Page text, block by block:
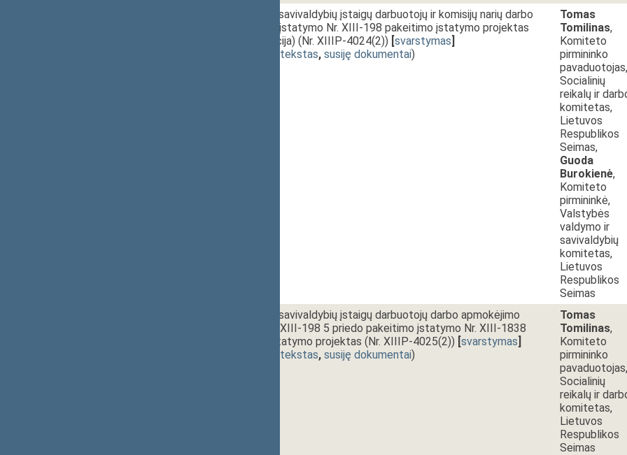
Valstybės ir savivaldybių įstaigų darbuotojų ir komisijų narių darbo
apmokėjimo įstatymo Nr. XIII-198 pakeitimo įstatymo projektas
(nauja redakcija) (Nr. XIIIP-4024(2)) [svarstymas]
dokumento tekstas, susiję dokumentai)
Tomas
Tomilinas,
Komiteto
pirmininko
pavaduotojas,
Socialinių
reikalų ir
komitetas,
Lietuvos
Respublikos
Seimas,
Guoda
Burokienė,
Komiteto
pirmininkė,
Valstybės
valdymo ir
savivaldybių
komitetas,
Lietuvos
Respublikos
Seimas
Valstybės ir savivaldybių įstaigų darbuotojų darbo apmokėjimo
įstatymo Nr. XIII-198 5 priedo pakeitimo įstatymo Nr. XIII-1838
pakeitimo įstatymo projektas (Nr. XIIIP-4025(2)) [svarstymas]
dokumento tekstas, susiję dokumentai)
Tomas
Tomilinas,
Komiteto
pirmininko
pavaduotojas,
Socialinių
reikalų ir
komitetas,
Lietuvos
Respublikos
Seimas